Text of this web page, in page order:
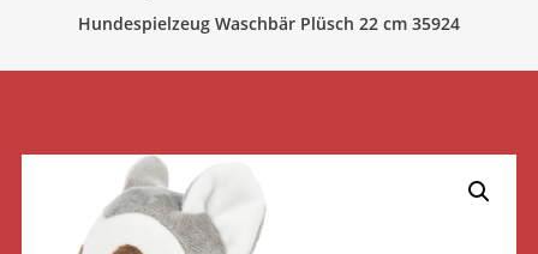
Hundespielzeug Waschbär Plüsch 22 cm 35924